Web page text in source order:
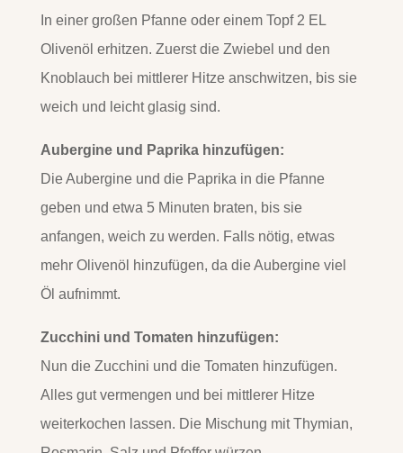
In einer großen Pfanne oder einem Topf 2 EL
Olivenöl erhitzen. Zuerst die Zwiebel und den
Knoblauch bei mittlerer Hitze anschwitzen, bis sie
weich und leicht glasig sind.
Aubergine und Paprika hinzufügen:
Die Aubergine und die Paprika in die Pfanne
geben und etwa 5 Minuten braten, bis sie
anfangen, weich zu werden. Falls nötig, etwas
mehr Olivenöl hinzufügen, da die Aubergine viel
Öl aufnimmt.
Zucchini und Tomaten hinzufügen:
Nun die Zucchini und die Tomaten hinzufügen.
Alles gut vermengen und bei mittlerer Hitze
weiterkochen lassen. Die Mischung mit Thymian,